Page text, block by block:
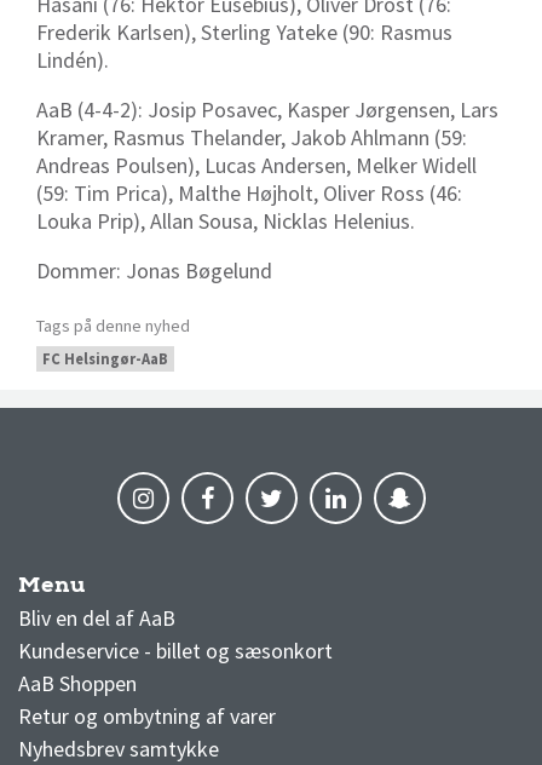
Frederik Karlsen), Sterling Yateke (90: Rasmus
Lindén).
AaB (4-4-2): Josip Posavec, Kasper Jørgensen, Lars
Kramer, Rasmus Thelander, Jakob Ahlmann (59:
Andreas Poulsen), Lucas Andersen, Melker Widell
(59: Tim Prica), Malthe Højholt, Oliver Ross (46:
Louka Prip), Allan Sousa, Nicklas Helenius.
Dommer: Jonas Bøgelund
Tags på denne nyhed
FC Helsingør-AaB
Menu
Bliv en del af AaB
Kundeservice - billet og sæsonkort
AaB Shoppen
Retur og ombytning af varer
Nyhedsbrev samtykke